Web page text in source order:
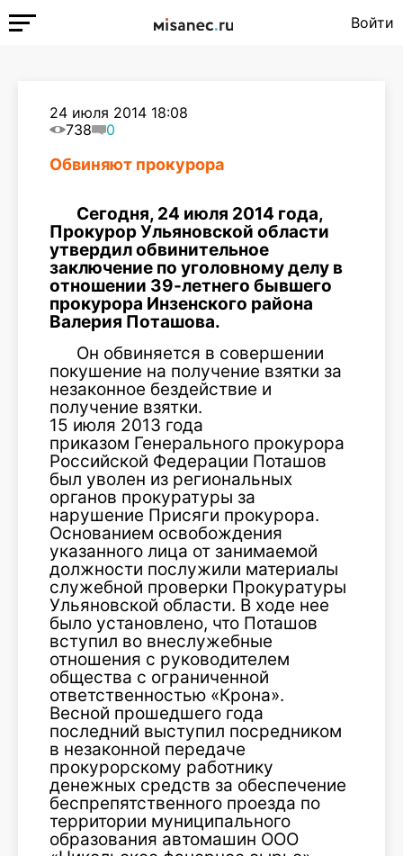
Войти
24 июля 2014 18:08
738
0
Обвиняют прокурора
Сегодня, 24 июля 2014 года,
Прокурор Ульяновской области
утвердил обвинительное
заключение по уголовному делу в
отношении 39-летнего бывшего
прокурора Инзенского района
Валерия Поташова.
Он обвиняется в совершении
покушение на получение взятки за
незаконное бездействие и
получение взятки.
15 июля 2013 года
приказом Генерального прокурора
Российской Федерации Поташов
был уволен из региональных
органов прокуратуры за
нарушение Присяги прокурора.
Основанием освобождения
указанного лица от занимаемой
должности послужили материалы
служебной проверки Прокуратуры
Ульяновской области. В ходе нее
было установлено, что Поташов
вступил во внеслужебные
отношения с руководителем
общества с ограниченной
ответственностью «Крона».
Весной прошедшего года
последний выступил посредником
в незаконной передаче
прокурорскому работнику
денежных средств за обеспечение
беспрепятственного проезда по
территории муниципального
образования автомашин ООО